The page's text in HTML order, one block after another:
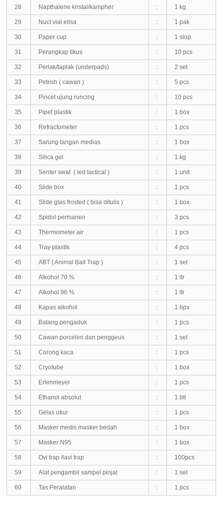
28 Napthalene kristal/kampher : 1 kg
29 Nuct vial elisa : 1 pak
30 Paper cup : 1 slop
31 Perangkap tikus : 10 pcs
32 Perlak/taplak (underpads) : 2 set
33 Petrish ( cawan ) : 5 pcs
34 Pincet ujung runcing : 10 pcs
35 Pipet plastik : 1 box
36 Refractometer : 1 pcs
37 Sarung tangan medias : 1 box
38 Silica gel : 1 kg
39 Senter swat ( led tactical ) : 1 unit
40 Slide box : 1 pcs
41 Slide glas frosted ( bisa ditulis ) : 1 box
42 Spidol permanen : 3 pcs
43 Thermometer air : 1 pcs
44 Tray plastik : 4 pcs
45 ABT ( Animal Bait Trap ) : 1 set
46 Alkohol 70 % : 1 ltr
47 Alkohol 96 % : 1 ltr
48 Kapas alkohol : 1 bpx
49 Batang pengaduk : 1 pcs
50 Cawan porcelen dan penggeus : 1 set
51 Corong kaca : 1 pcs
52 Cryotube : 1 box
53 Erlenmeyer : 1 pcs
54 Ethanol absolut : 1 btl
55 Gelas ukur : 1 pcs
56 Masker medis masker bedah : 1 box
57 Masker N95 : 1 box
58 Ovi trap /lavi trap : 100pcs
59 Alat pengambil sampel pinjal : 1 set
60 Tas Peralatan : 1 pcs